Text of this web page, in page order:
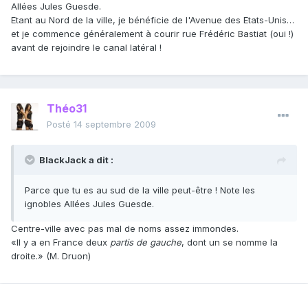
Allées Jules Guesde.
Etant au Nord de la ville, je bénéficie de l'Avenue des Etats-Unis…
et je commence généralement à courir rue Frédéric Bastiat (oui !)
avant de rejoindre le canal latéral !
Théo31
Posté 14 septembre 2009
BlackJack a dit :
Parce que tu es au sud de la ville peut-être ! Note les
ignobles Allées Jules Guesde.
Centre-ville avec pas mal de noms assez immondes.
«Il y a en France deux partis de gauche, dont un se nomme la
droite.» (M. Druon)